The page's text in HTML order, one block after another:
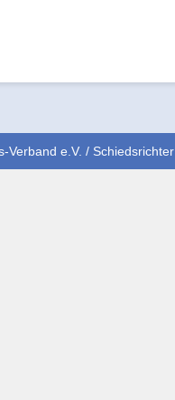
Verband e.V. / Schiedsrichter